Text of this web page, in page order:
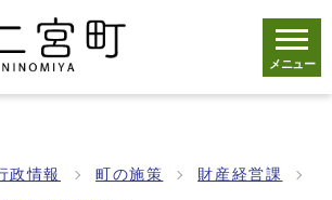
メニュー
政情報 町の施策 財産経営課